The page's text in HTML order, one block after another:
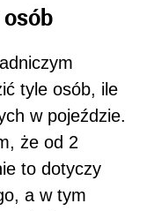
tyle osób, ile
w pojeździe.
że od 2
to dotyczy
a w tym